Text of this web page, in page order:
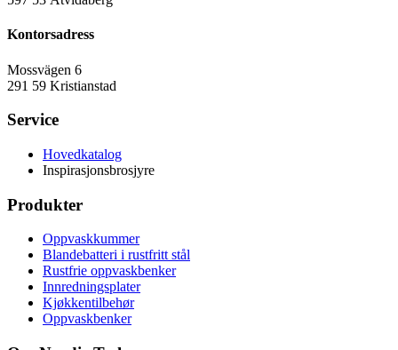
Kontorsadress
Mossvägen 6
291 59 Kristianstad
Service
Hovedkatalog
Inspirasjonsbrosjyre
Produkter
Oppvaskkummer
Blandebatteri i rustfritt stål
Rustfrie oppvaskbenker
Innredningsplater
Kjøkkentilbehør
Oppvaskbenker